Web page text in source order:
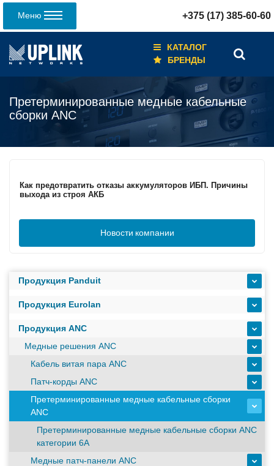
Меню +375 (17) 385-60-60
КАТАЛОГ
БРЕНДЫ
Претерминированные медные кабельные
сборки ANC
Кабели для промышленных сетей в новом каталоге ANC
Как предотвратить отказы аккумуляторов ИБП. Причины
выхода из строя АКБ
С 3–4 ноября 2025 г. инвентаризация на складе. Отгрузка
товара производиться не будет!
ИБП с мощным зарядным устройством и
зависимости от подключаемых внешних АКБ
Оборудование связи и решения для электрических
подстанций
Кабели для промышленных сетей в новом каталоге ANC
выхода из строя АКБ
Новости компании
Продукция Panduit
Продукция Eurolan
Продукция ANC
Медные решения ANC
Кабель витая пара ANC
Патч-корды ANC
Претерминированные медные кабельные сборки
ANC
Претерминированные медные кабельные сборки ANC
категории 6A
Медные патч-панели ANC